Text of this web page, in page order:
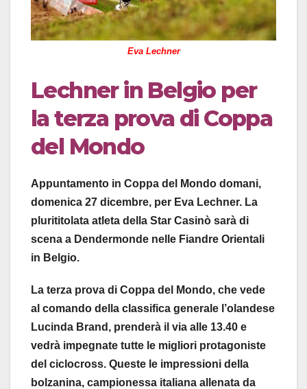
Eva Lechner
Lechner in Belgio per
la terza prova di Coppa
del Mondo
Appuntamento in Coppa del Mondo domani,
domenica 27 dicembre, per Eva Lechner. La
plurititolata atleta della Star Casinò sarà di
scena a Dendermonde nelle Fiandre Orientali
in Belgio.
La terza prova di Coppa del Mondo, che vede
al comando della classifica generale l’olandese
Lucinda Brand, prenderà il via alle 13.40 e
vedrà impegnate tutte le migliori protagoniste
del ciclocross. Queste le impressioni della
bolzanina, campionessa italiana allenata da